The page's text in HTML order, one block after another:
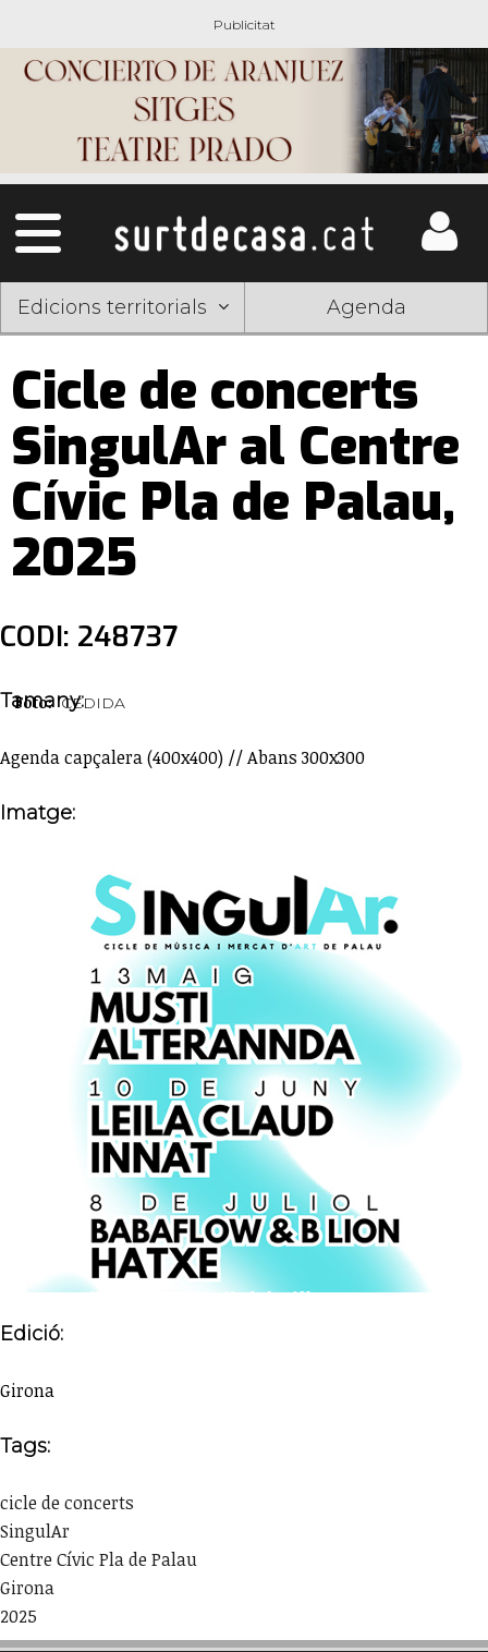
Edicions territorials Agenda
Cicle de concerts
SingulAr al Centre
Cívic Pla de Palau,
2025
CODI: 248737
Foto: CEDIDA
Tamany:
Agenda capçalera (400x400) // Abans 300x300
Imatge:
Edició:
Girona
Tags:
cicle de concerts
SingulAr
Centre Cívic Pla de Palau
Girona
2025